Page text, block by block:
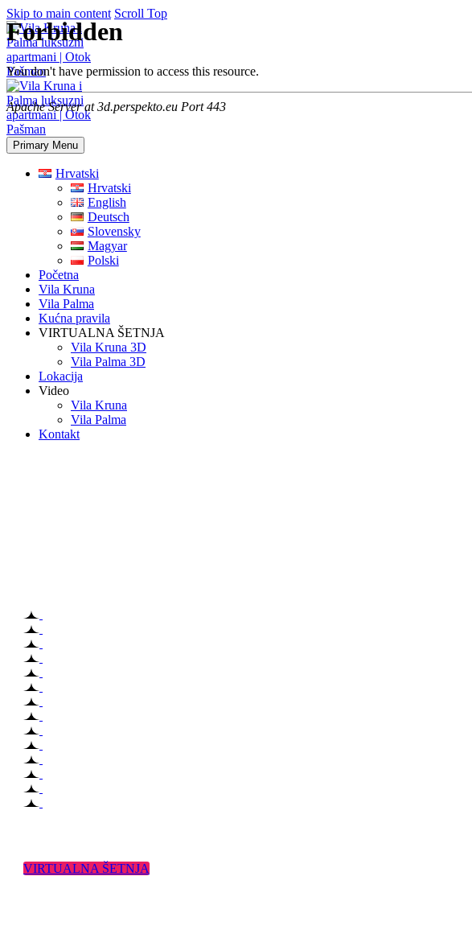
Skip to main content Scroll Top
Primary Menu
Hrvatski
Hrvatski
English
Deutsch
Slovensky
Magyar
Polski
Početna
Vila Kruna
Vila Palma
Kućna pravila
VIRTUALNA ŠETNJA
Vila Kruna 3D
Vila Palma 3D
Lokacija
Video
Vila Kruna
Vila Palma
Kontakt
VIRTUALNA ŠETNJA